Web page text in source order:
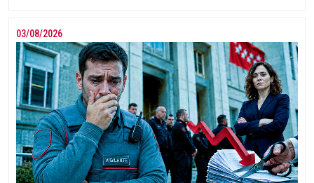
03/08/2026